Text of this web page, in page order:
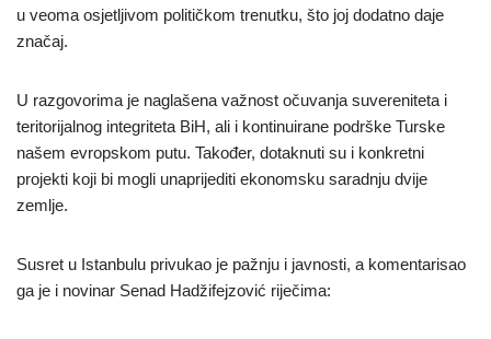
u veoma osjetljivom političkom trenutku, što joj dodatno daje
značaj.
U razgovorima je naglašena važnost očuvanja suvereniteta i
teritorijalnog integriteta BiH, ali i kontinuirane podrške Turske
našem evropskom putu. Također, dotaknuti su i konkretni
projekti koji bi mogli unaprijediti ekonomsku saradnju dvije
zemlje.
Susret u Istanbulu privukao je pažnju i javnosti, a komentarisao
ga je i novinar Senad Hadžifejzović riječima: